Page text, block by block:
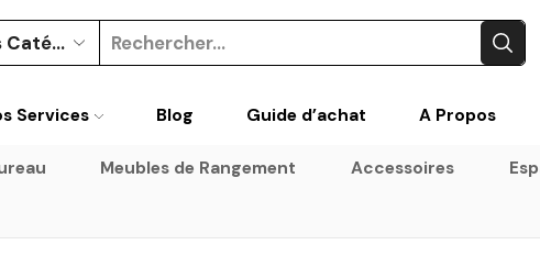
Services Blog Guide d’achat A Propos
Meubles de Rangement Accessoires